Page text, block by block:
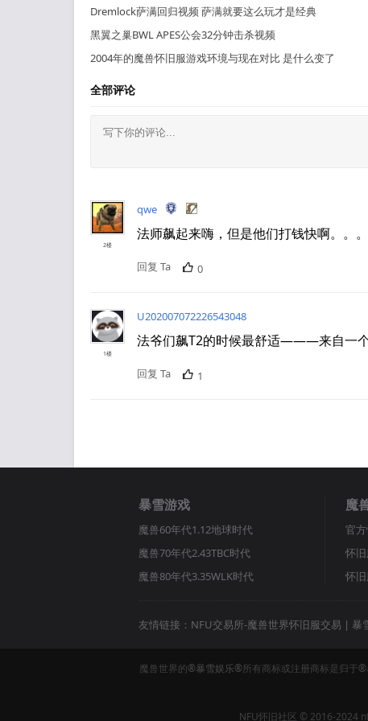
Dremlock萨满回归视频 萨满就要这么玩才是经典
黑翼之巢BWL APES公会32分钟击杀视频
2004年的魔兽怀旧服游戏环境与现在对比 是什么变了
全部评论
2楼
qwe
法师飙起来嗨，但是他们打钱快啊。。
回复 Ta 0
1楼
U202007072226543048
法爷们飙T2的时候最舒适———来自一个
回复 Ta 1
暴雪游戏
魔兽60年代1.12地球时代
魔兽70年代2.43TBC时代
魔兽80年代3.35WLK时代
魔
官
怀
怀
友情链接： NFU交易所-魔兽世界怀旧服交易 | 暴
魔兽世界的®暴雪娱乐®所有商标或注册商标是归于®
NFU怀旧社区 © 2016-2024